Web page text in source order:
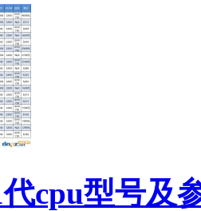
cpu型号及